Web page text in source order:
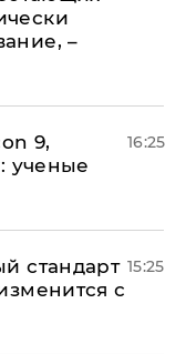
–
9,
ученые
16:25
стандарт
с
15:25